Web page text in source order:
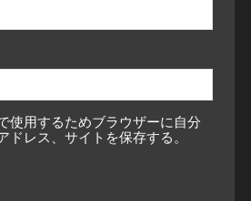
使用するためブラウザーに自分
ドレス、サイトを保存する。